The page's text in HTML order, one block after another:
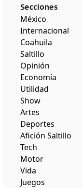
Secciones
México
Internacional
Coahuila
Saltillo
Opinión
Economía
Utilidad
Show
Artes
Deportes
Afición Saltillo
Tech
Motor
Vida
Juegos